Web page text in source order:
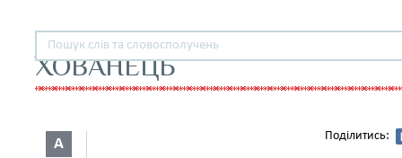
ХОВАНЕЦЬ
А Поділитись: